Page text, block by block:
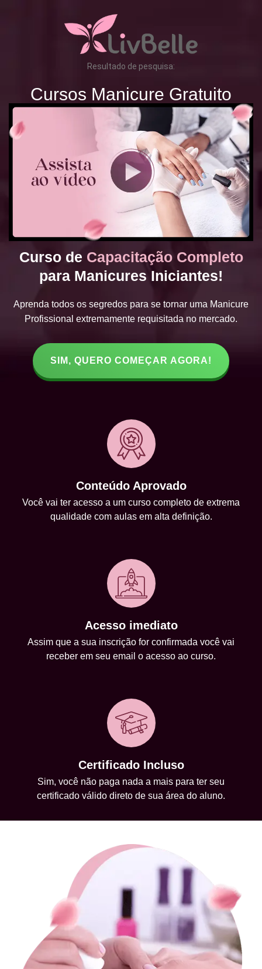
Resultado de pesquisa:
Cursos Manicure Gratuito
Curso de Capacitação Completo
para Manicures Iniciantes!
Aprenda todos os segredos para se tornar uma Manicure
Profissional extremamente requisitada no mercado.
SIM, QUERO COMEÇAR AGORA!
Conteúdo Aprovado
Você vai ter acesso a um curso completo de extrema
qualidade com aulas em alta definição.
Acesso imediato
Assim que a sua inscrição for confirmada você vai
receber em seu email o acesso ao curso.
Certificado Incluso
Sim, você não paga nada a mais para ter seu
certificado válido direto de sua área do aluno.